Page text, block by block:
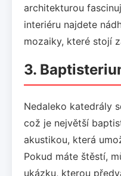
architekturou
interiéru najdete
mozaiky, které stojí
3.
Nedaleko katedrály
což je největší
akustikou, která
Pokud máte štěstí,
ukázku, kterou